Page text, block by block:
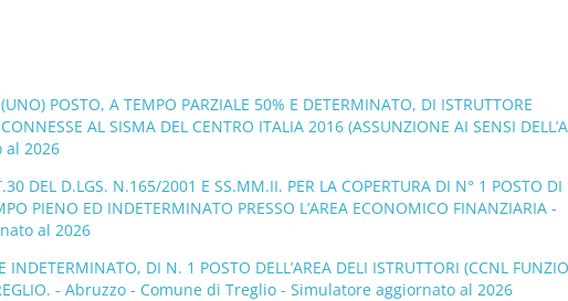
POSTO, A TEMPO PARZIALE 50% E DETERMINATO, DI ISTRUTTORE
AL SISMA DEL CENTRO ITALIA 2016 (ASSUNZIONE AI SENSI
al 2026
DEL D.LGS. N.165/2001 E SS.MM.II. PER LA COPERTURA DI N° 1 POSTO DI
PIENO ED INDETERMINATO PRESSO L’AREA ECONOMICO FINANZIARIA -
al 2026
DI N. 1 POSTO DELL’AREA DELI ISTRUTTORI (CCNL
- Abruzzo - Comune di Treglio - Simulatore aggiornato al 2026